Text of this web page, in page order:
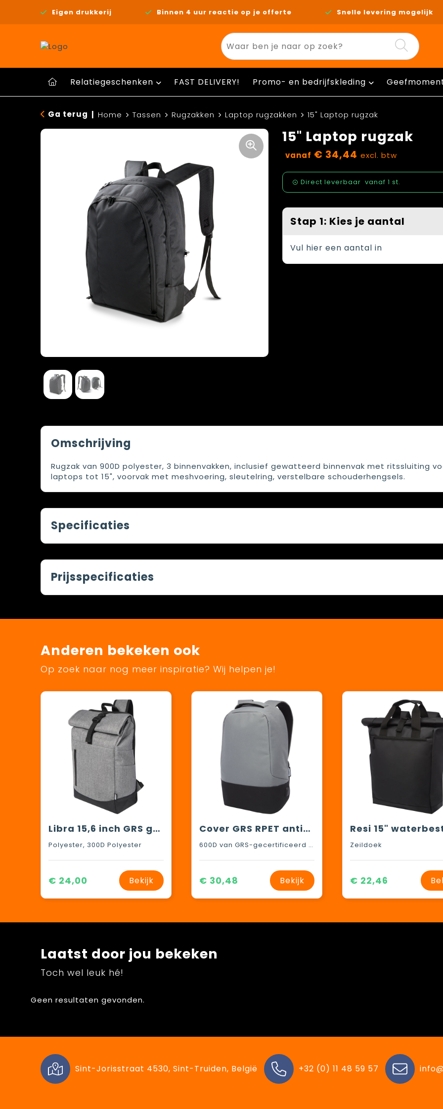
Eigen drukkerij Binnen 4 uur reactie op je offerte Snelle levering mogelijk
Relatiegeschenken FAST DELIVERY! Promo- en bedrijfskleding
Ga terug Home Tassen Rugzakken Laptop rugzakken 15" Laptop rugzak
15" Laptop rugzak
vanaf € 34,44 excl. btw
Direct leverbaar vanaf 1 st.
Stap 1: Kies je aantal
Vul hier een aantal in
Omschrijving
Rugzak van 900D polyester, 3 binnenvakken, inclusief gewatteerd binnenvak met ritssluiting
laptops tot 15", voorvak met meshvoering, sleutelring, verstelbare schouderhengsels.
Specificaties
Prijsspecificaties
Anderen bekeken ook
Op zoek naar nog meer inspiratie? Wij helpen je!
Libra 15,6 inch GRS gerecycled oprolbare laptop rugzak 12L
Polyester, 300D Polyester
€ 24,00 Bekijk
Cover GRS RPET antidiefstalrugzak 18L
600D van GRS-gecertificeerd gerecycled polyester
€ 30,48 Bekijk
Zeildoek
€ 22,46
Laatst door jou bekeken
Toch wel leuk hé!
Geen resultaten gevonden.
Sint-Jorisstraat 4530, Sint-Truiden, België +32 (0) 11 48 59 57